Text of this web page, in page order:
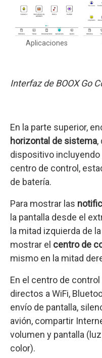
Aplicaciones
Interfaz de BOOX Go
En la parte superior,
horizontal de sistema,
dispositivo incluyendo
centro de control,
de batería.
Para mostrar las
la pantalla desde el
la mitad izquierda de
mostrar el centro de
mismo en la mitad
En el centro de
directos a WiFi,
envío de pantalla,
avión, compartir
volumen y pantalla
color).